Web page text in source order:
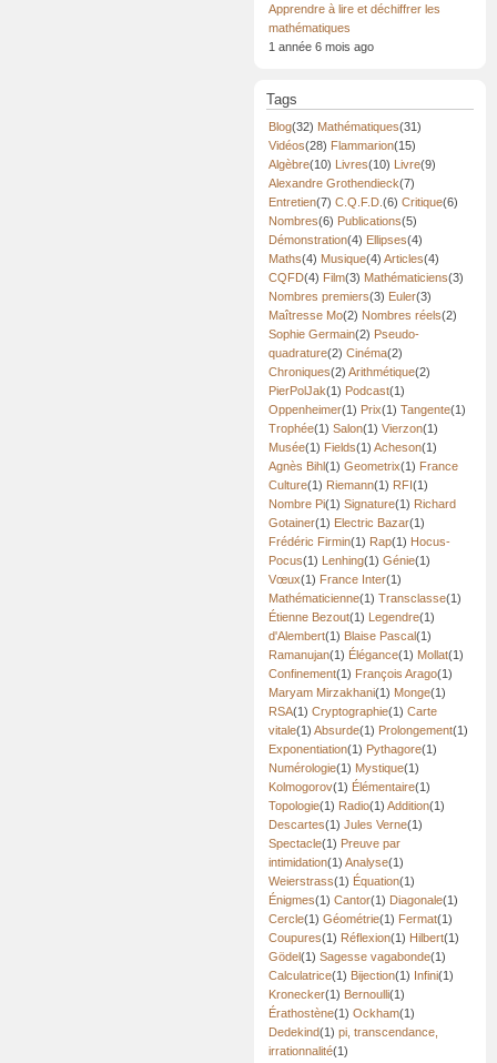
Apprendre à lire et déchiffrer les
mathématiques
1 année 6 mois ago
Tags
Blog(32) Mathématiques(31)
Vidéos(28) Flammarion(15)
Algèbre(10) Livres(10) Livre(9)
Alexandre Grothendieck(7)
Entretien(7) C.Q.F.D. (6) Critique(6)
Nombres(6) Publications(5)
Démonstration(4) Ellipses(4)
Maths(4) Musique(4) Articles(4)
CQFD(4) Film(3) Mathématiciens(3)
Nombres premiers(3) Euler(3)
Maîtresse Mo(2) Nombres réels(2)
Sophie Germain(2) Pseudo-
quadrature(2) Cinéma(2)
Chroniques(2) Arithmétique(2)
PierPolJak(1) Podcast(1)
Oppenheimer(1) Prix(1) Tangente(1)
Trophée(1) Salon(1) Vierzon(1)
Musée(1) Fields(1) Acheson(1)
Agnès Bihl(1) Geometrix(1) France
Culture(1) Riemann(1) RFI(1)
Nombre Pi(1) Signature(1) Richard
Gotainer(1) Electric Bazar(1)
Frédéric Firmin(1) Rap(1) Hocus-
Pocus(1) Lenhing(1) Génie(1)
Vœux(1) France Inter(1)
Mathématicienne(1) Transclasse(1)
Étienne Bezout(1) Legendre(1)
d'Alembert(1) Blaise Pascal(1)
Ramanujan(1) Élégance(1) Mollat(1)
Confinement(1) François Arago(1)
Maryam Mirzakhani(1) Monge(1)
RSA(1) Cryptographie(1) Carte
vitale(1) Absurde(1) Prolongement(1)
Exponentiation(1) Pythagore(1)
Numérologie(1) Mystique(1)
Kolmogorov(1) Élémentaire(1)
Topologie(1) Radio(1) Addition(1)
Descartes(1) Jules Verne(1)
Spectacle(1) Preuve par
intimidation(1) Analyse(1)
Weierstrass(1) Équation(1)
Énigmes(1) Cantor(1) Diagonale(1)
Cercle(1) Géométrie(1) Fermat(1)
Coupures(1) Réflexion(1) Hilbert(1)
Gödel(1) Sagesse vagabonde(1)
Calculatrice(1) Bijection(1) Infini(1)
Kronecker(1) Bernoulli(1)
Érathostène(1) Ockham(1)
Dedekind(1) pi, transcendance,
irrationnalité(1)